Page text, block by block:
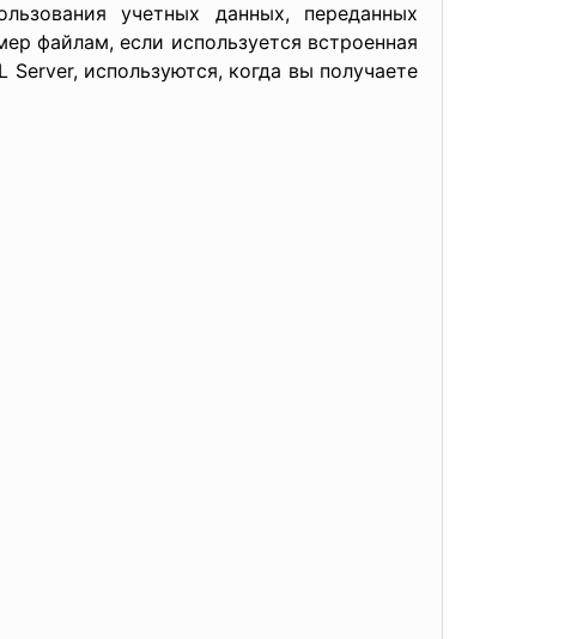
учетных данных, переданных
файлам, если используется встроенная
используются, когда вы получаете